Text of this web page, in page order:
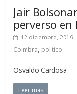
Jair
perverso en
12 diciembre, 2019
Coimbra, político
Osvaldo Cardosa
Leer mas